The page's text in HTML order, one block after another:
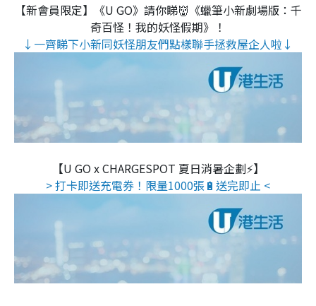
【新會員限定】《U GO》請你睇👹《蠟筆小新劇場版：千
奇百怪！我的妖怪假期》！
↓一齊睇下小新同妖怪朋友們點樣聯手拯救屋企人啦↓
【U GO x CHARGESPOT 夏日消暑企劃⚡】
> 打卡即送充電券！限量1000張🔋送完即止 <